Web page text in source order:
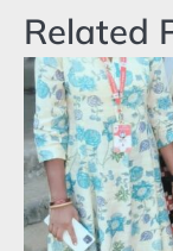
Related